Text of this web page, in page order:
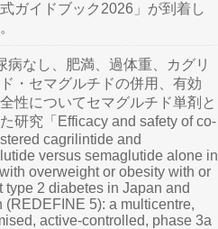
ガイドブック2026」が到着し
病なし、肥満、過体重、カグリ
・セマグルチドの併用、有効
性についてセマグルチド単剤と
研究「Efficacy and safety of co-
cagrilintide and
versus semaglutide alone in
overweight or obesity with or
type 2 diabetes in Japan and
(REDEFINE 5): a multicentre,
active-controlled, phase 3a